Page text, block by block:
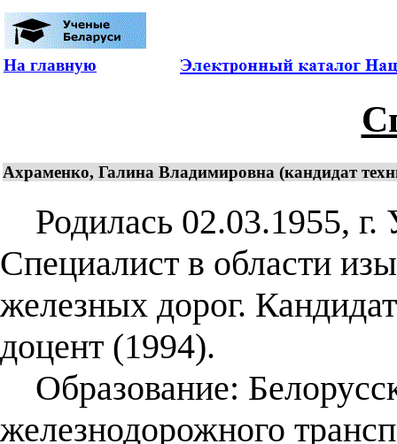
На главную
Ахраменко, Галина Владимировна (кандидат
Родилась 02.03.1955, г.
Специалист в области
железных дорог.
доцент (1994).
Образование:
железнодорожного